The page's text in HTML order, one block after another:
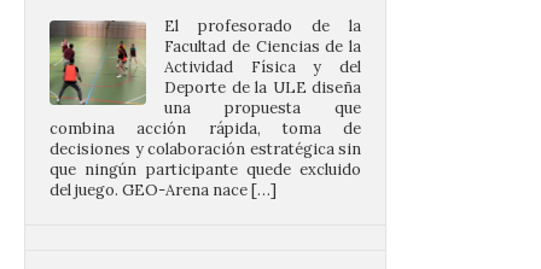
Actividad Física y del
Deporte de la ULE diseña
una propuesta que
combina acción rápida, toma de
decisiones y colaboración estratégica sin
que ningún participante quede excluido
del juego. GEO-Arena nace […]